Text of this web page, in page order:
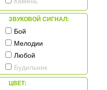
Пластик
ЗВУКОВОЙ СИГНАЛ:
Бой
Мелодии
Любой
Будильник
ЦВЕТ: